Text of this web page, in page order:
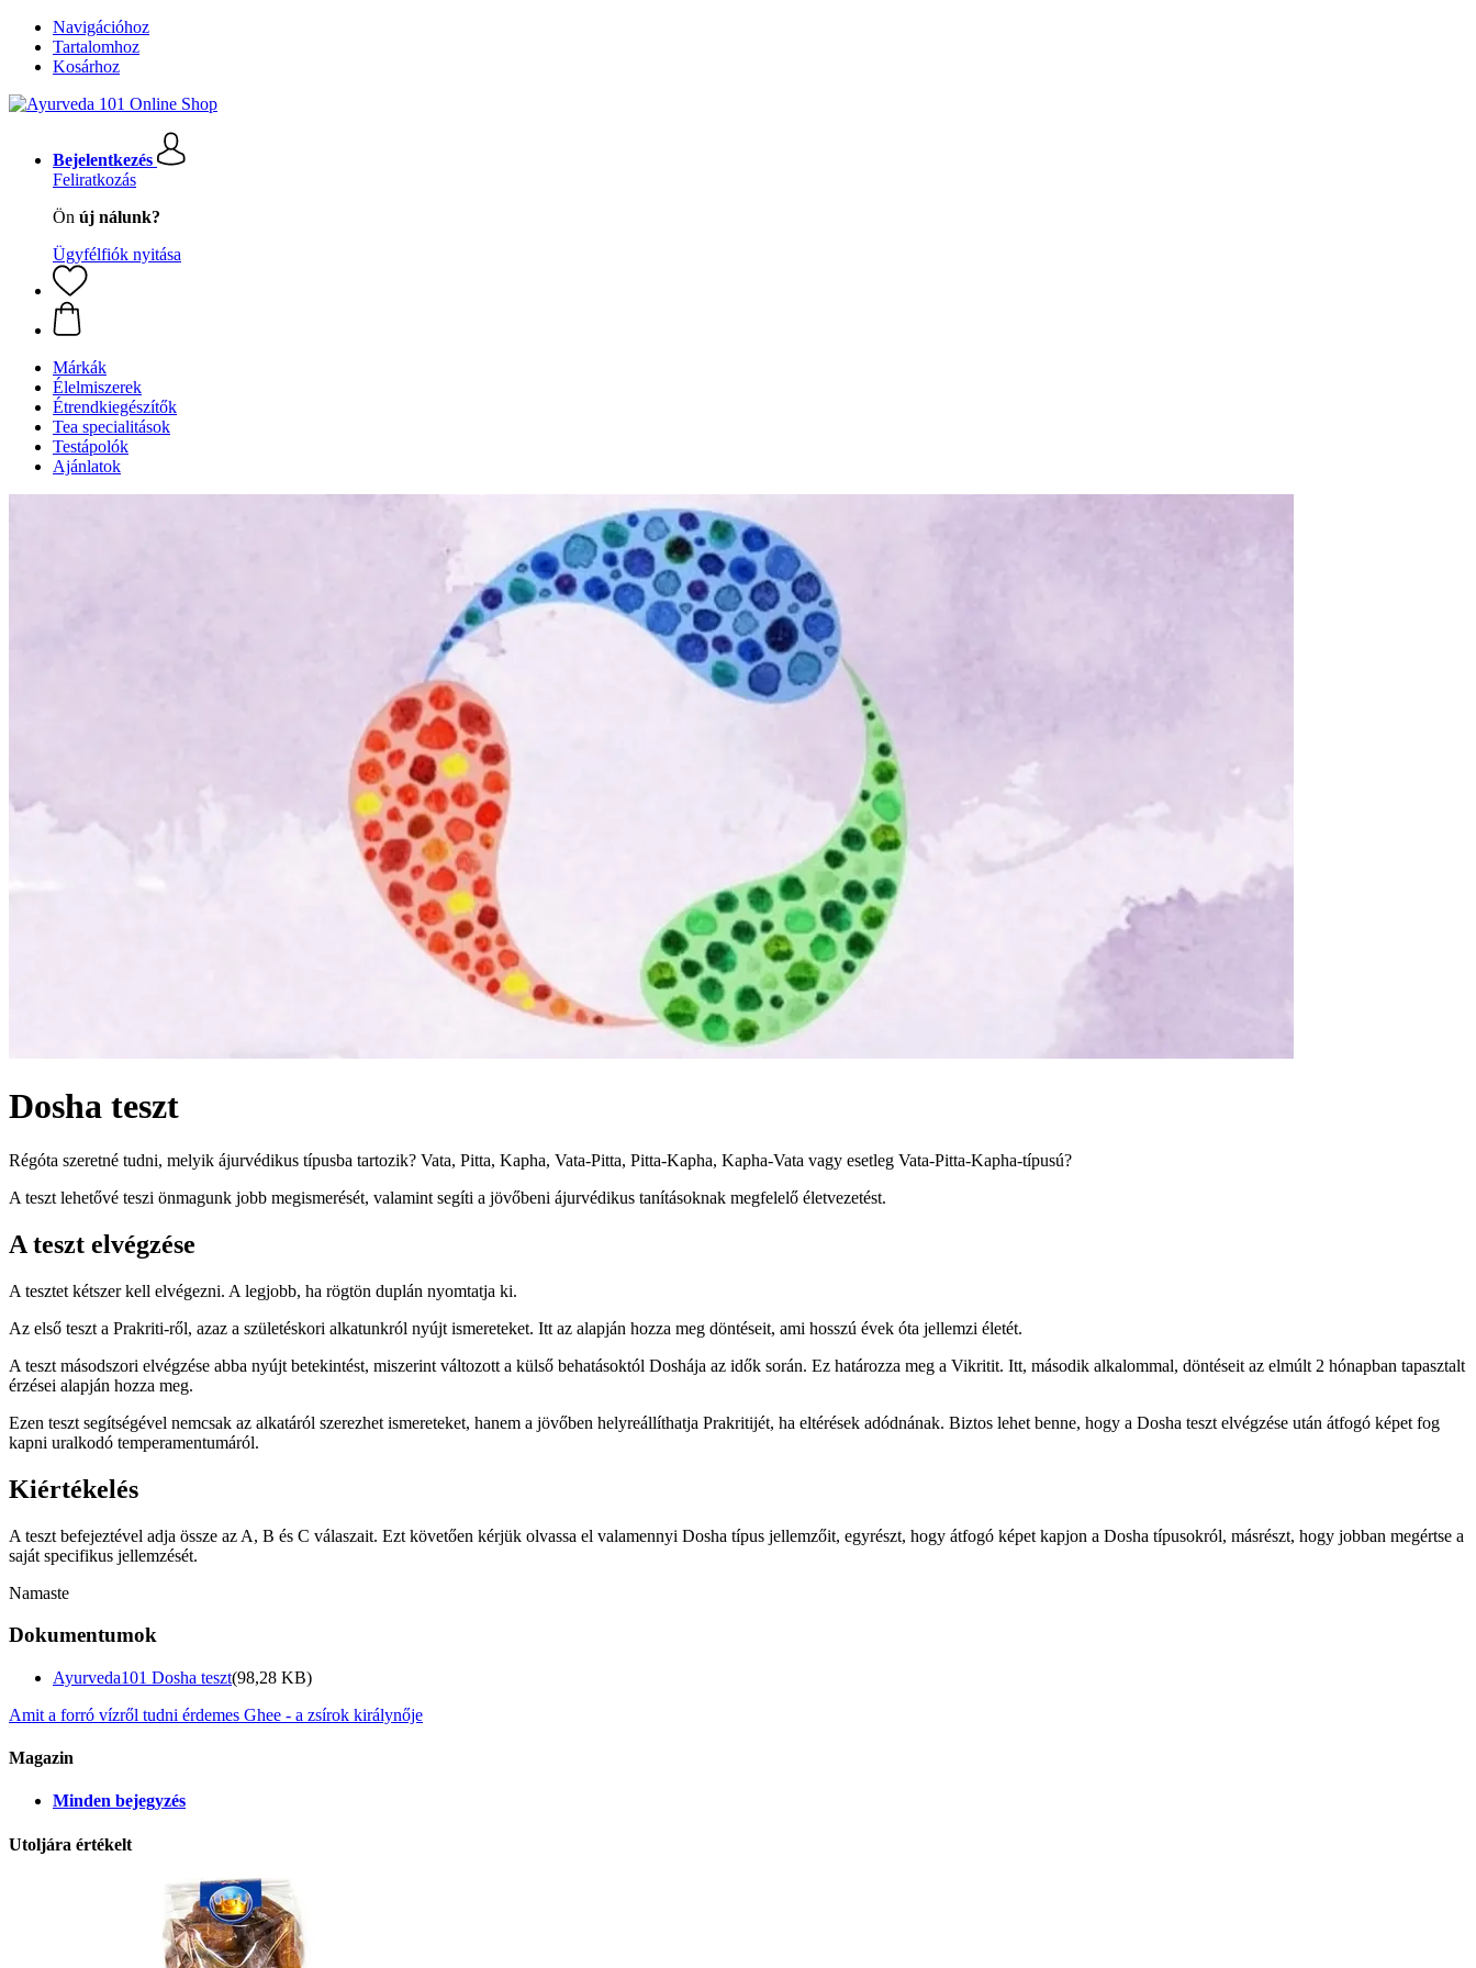
Navigációhoz
Tartalomhoz
Kosárhoz
Bejelentkezés
Feliratkozás
Ön új nálunk?
Ügyfélfiók nyitása
Márkák
Élelmiszerek
Étrendkiegészítők
Tea specialitások
Testápolók
Ajánlatok
Dosha teszt
Régóta szeretné tudni, melyik ájurvédikus típusba tartozik? Vata, Pitta, Kapha, Vata-Pitta, Pitta-Kapha, Kapha-Vata vagy esetleg Vata-Pitta-Kapha-típusú?
A teszt lehetővé teszi önmagunk jobb megismerését, valamint segíti a jövőbeni ájurvédikus tanításoknak megfelelő életvezetést.
A teszt elvégzése
A tesztet kétszer kell elvégezni. A legjobb, ha rögtön duplán nyomtatja ki.
Az első teszt a Prakriti-ről, azaz a születéskori alkatunkról nyújt ismereteket. Itt az alapján hozza meg döntéseit, ami hosszú évek óta jellemzi életét.
A teszt másodszori elvégzése abba nyújt betekintést, miszerint változott a külső behatásoktól Doshája az idők során. Ez határozza meg a Vikritit. Itt, második alkalommal, döntéseit az elmúlt 2 hónapban tapasztalt
érzései alapján hozza meg.
Ezen teszt segítségével nemcsak az alkatáról szerezhet ismereteket, hanem a jövőben helyreállíthatja Prakritijét, ha eltérések adódnának. Biztos lehet benne, hogy a Dosha teszt elvégzése után átfogó képet fog
kapni uralkodó temperamentumáról.
Kiértékelés
A teszt befejeztével adja össze az A, B és C válaszait. Ezt követően kérjük olvassa el valamennyi Dosha típus jellemzőit, egyrészt, hogy átfogó képet kapjon a Dosha típusokról, másrészt, hogy jobban megértse a
saját specifikus jellemzését.
Namaste
Dokumentumok
Ayurveda101 Dosha teszt(98,28 KB)
Amit a forró vízről tudni érdemes Ghee - a zsírok királynője
Magazin
Minden bejegyzés
Utoljára értékelt